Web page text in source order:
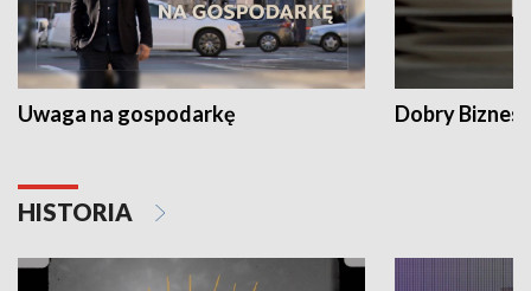
Uwaga na gospodarkę Dobry Biznes
HISTORIA